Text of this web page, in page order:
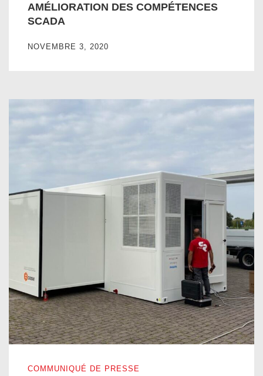
AMÉLIORATION DES COMPÉTENCES
SCADA
NOVEMBRE 3, 2020
COMMUNIQUÉ DE PRESSE